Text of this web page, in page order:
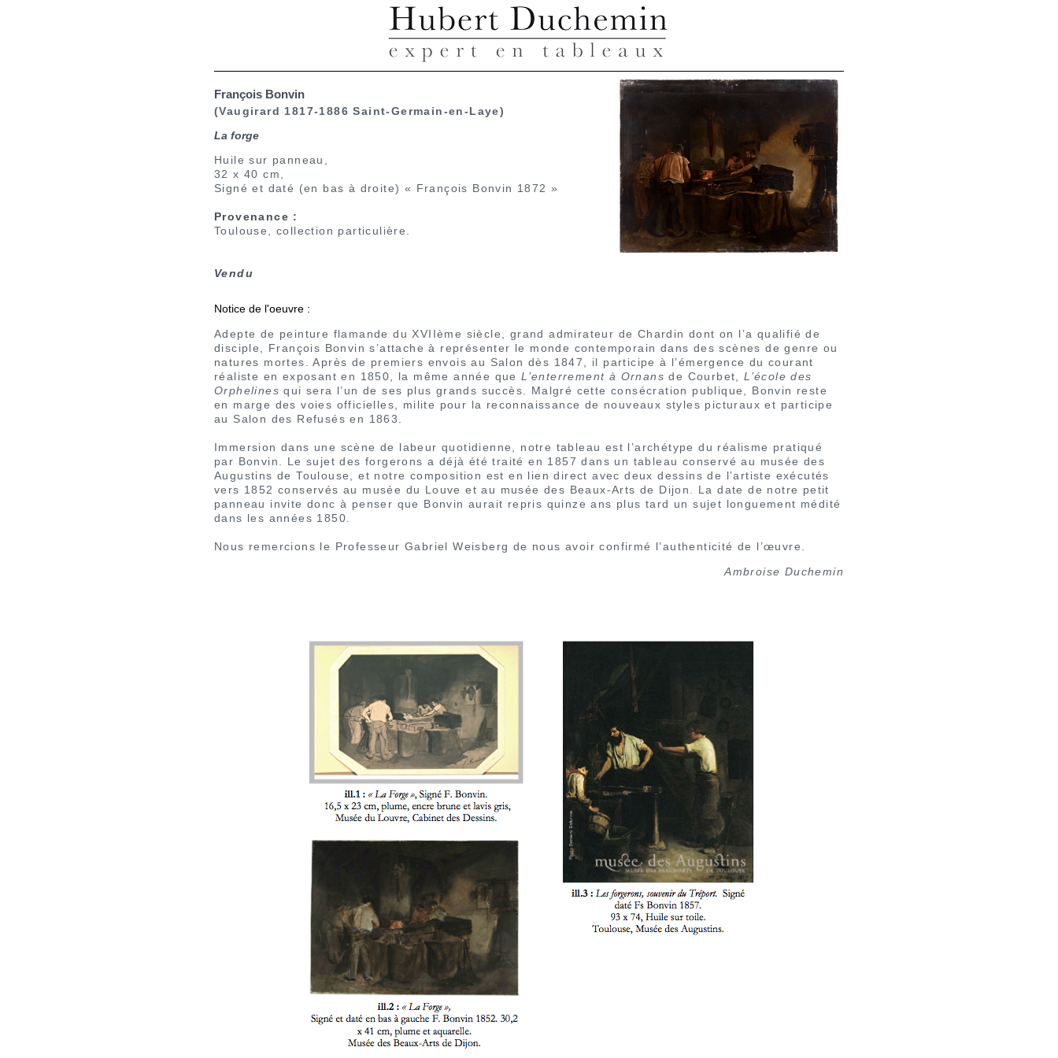
François Bonvin
(Vaugirard 1817-1886 Saint-Germain-en-Laye)
La forge
Huile sur panneau,
32 x 40 cm,
Signé et daté (en bas à droite) « François Bonvin 1872 »
Provenance :
Toulouse, collection particulière.
Vendu
Notice de l'oeuvre :
Adepte de peinture flamande du XVIIème siècle, grand admirateur de Chardin dont on l’a qualifié de
disciple, François Bonvin s’attache à représenter le monde contemporain dans des scènes de genre ou
natures mortes. Après de premiers envois au Salon dès 1847, il participe à l’émergence du courant
réaliste en exposant en 1850, la même année queL’enterrement à Ornans de Courbet,L’école des
Orphelines qui sera l’un de ses plus grands succès. Malgré cette consécration publique, Bonvin reste
en marge des voies officielles, milite pour la reconnaissance de nouveaux styles picturaux et participe
au Salon des Refusés en 1863.
Immersion dans une scène de labeur quotidienne, notre tableau est l’archétype du réalisme pratiqué
par Bonvin. Le sujet des forgerons a déjà été traité en 1857 dans un tableau conservé au musée des
Augustins de Toulouse, et notre composition est en lien direct avec deux dessins de l’artiste exécutés
vers 1852 conservés au musée du Louve et au musée des Beaux-Arts de Dijon. La date de notre petit
panneau invite donc à penser que Bonvin aurait repris quinze ans plus tard un sujet longuement médité
dans les années 1850.
Nous remercions le Professeur Gabriel Weisberg de nous avoir confirmé l’authenticité de l’œuvre.
Ambroise Duchemin